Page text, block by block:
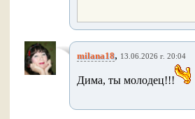
milana18, 13.06.2026 г. 20:04
Дима, ты молодец!!!